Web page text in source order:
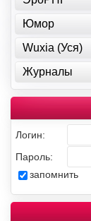
Юмор
Wuxia (Уся)
Журналы
Логин:
Пароль:
запомнить